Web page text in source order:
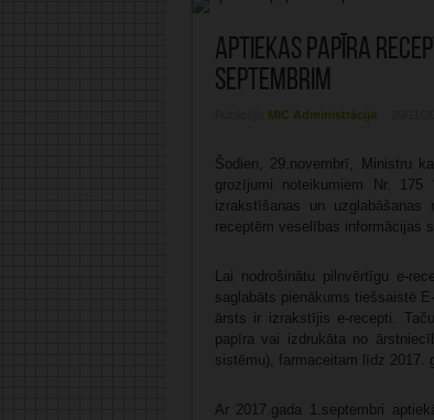
Aptiekas papīra
septembrim
MIC Administrācija
Šodien, 29.novembrī, Ministru
grozījumi noteikumiem Nr. 175
izrakstīšanas un
receptēm veselības informācijas
Lai nodrošinātu pilnvērtīgu e-
saglabāts pienākums tiešsaistē
ārsts ir izrakstījis e-recepti.
papīra vai izdrukāta no
sistēmu), farmaceitam līdz 2017.
Ar 2017.gada 1.septembri